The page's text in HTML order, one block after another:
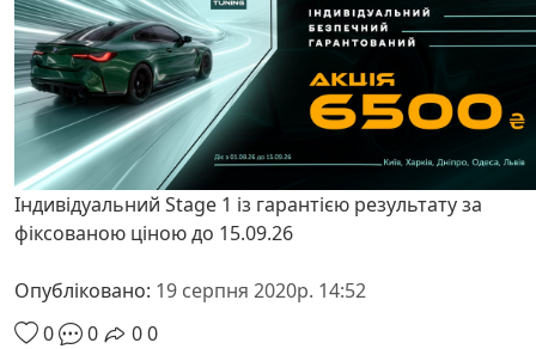
Індивідуальний Stage 1 із гарантією результату за
фіксованою ціною до 15.09.26
Опубліковано: 19 серпня 2020р. 14:52
0
0 00